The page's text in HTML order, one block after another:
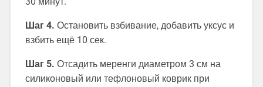
Шаг 4. Остановить взбивание, добавить уксус и
взбить ещё 10 сек.
Шаг 5. Отсадить меренги диаметром 3 см на
силиконовый или тефлоновый коврик при